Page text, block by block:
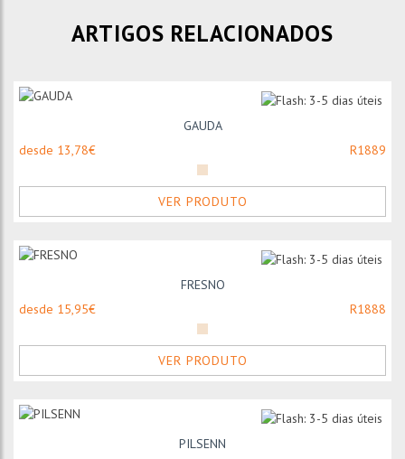
ARTIGOS RELACIONADOS
GAUDA
desde 13,78€
R1889
VER PRODUTO
FRESNO
desde 15,95€
R1888
VER PRODUTO
PILSENN